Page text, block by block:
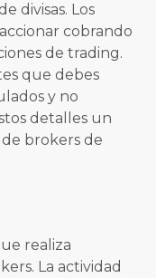
divisas. Los
cobrando
de trading.
que debes
y no
detalles un
brokers de
realiza
La actividad